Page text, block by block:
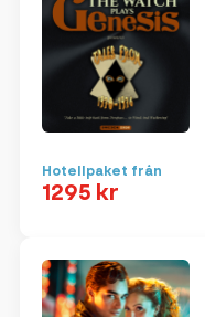
Välj datum
mån
10
11
17
18
24
25
31
1
Hotellpaket från
1295 kr